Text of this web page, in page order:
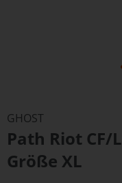
der
Bildergalerie
springen
GHOST
Path Riot CF/
Größe XL